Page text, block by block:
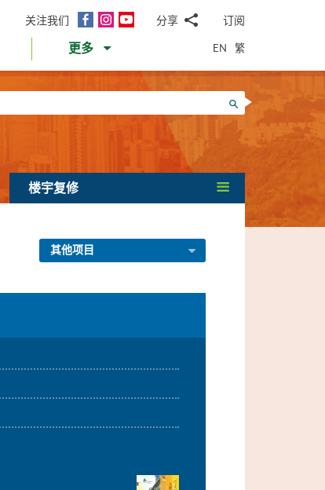
关注我们
面
InstagramYouTube分享
邮WhatsApp
微
信
面
书Twitter
LinkedIn
微
订阅
更多 EN 繁
搜寻
楼宇复修
其他项目